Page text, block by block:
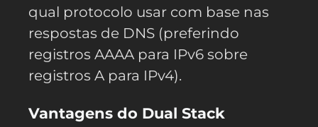
qual protocolo usar com base nas
respostas de DNS (preferindo
registros AAAA para IPv6 sobre
registros A para IPv4).
Vantagens do Dual Stack